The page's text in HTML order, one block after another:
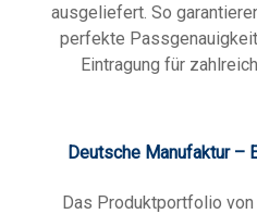
ausgeliefert. So
perfekte
Eintragung für
Deutsche Manufaktur –
Das Produktportfolio